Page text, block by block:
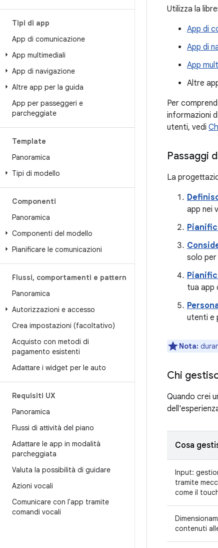
Tipi di app
App di comunicazione
App multimediali
App di navigazione
Altre app per la guida
App per passeggeri e
parcheggiate
Template
Panoramica
Tipi di modello
Componenti
Panoramica
Componenti del modello
Pianificare le comunicazioni
Flussi, comportamenti e pattern
Panoramica
Autorizzazioni e accesso
Crea impostazioni (facoltativo)
Acquisto con metodi di
pagamento esistenti
Adattare i widget per le auto
Requisiti UX
Panoramica
Flussi di attività del piano
Adattare le app in modalità
parcheggiata
Valuta la possibilità di guidare
Azioni vocali
Comunicare con l'app tramite
comandi vocali
Utilizza la
App di
App di
App
Altre
Per
informazioni
utenti, vedi
Passaggi
La
app nei
solo per
tua app
utenti e
Nota:
Chi
Quando crei
Cosa
Input:
tramite
come il
contenuti